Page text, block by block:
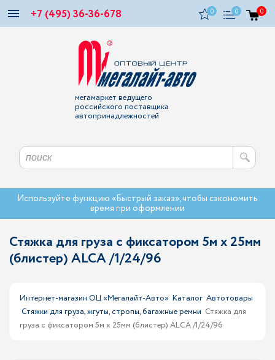
+7 (495) 36-36-678 0 0 0
мегамаркет ведущего
российского поставщика
автопринадлежностей
Используйте функцию «Быстрый заказ», чтобы сэкономить
время при оформлении
Стяжка для груза с фиксатором 5м х 25мм
(блистер) ALCA /1/24/96
Интернет-магазин ОЦ «Мегалайт-Авто» Каталог Автотовары
Стяжки для груза, жгуты, стропы, багажные ремни Стяжка для
груза с фиксатором 5м х 25мм (блистер) ALCA /1/24/96